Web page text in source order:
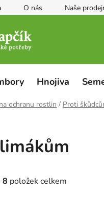
O nás Naše
Hnojiva
ochranu rostlin / Proti
8 položek celkem